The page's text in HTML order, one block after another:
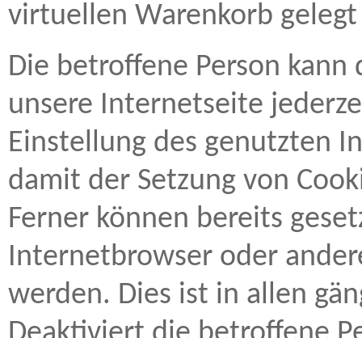
virtuellen Warenkorb
Die betroffene Person kann
unsere Internetseite
Einstellung des genutzten
damit der Setzung von
Ferner können bereits
Internetbrowser oder
werden. Dies ist in allen